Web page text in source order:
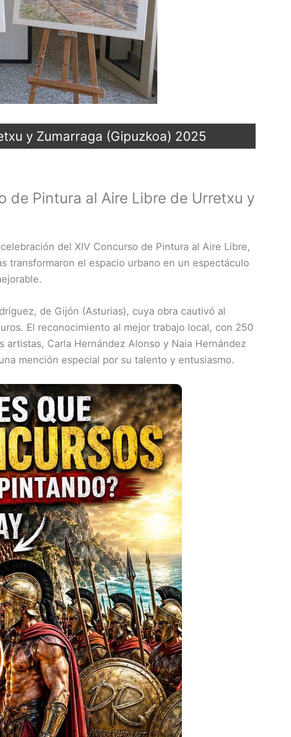
y Zumarraga (Gipuzkoa) 2025
de Pintura al Aire Libre de Urretxu y
del XIV Concurso de Pintura al Aire Libre,
transformaron el espacio urbano en un espectáculo
de Gijón (Asturias), cuya obra cautivó al
El reconocimiento al mejor trabajo local, con 250
Carla Hernández Alonso y Naia Hernández
mención especial por su talento y entusiasmo.